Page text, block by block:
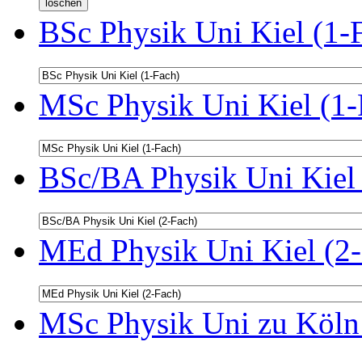
BSc Physik Uni Kiel (1-
MSc Physik Uni Kiel
BSc/BA Physik Uni Kiel
MEd Physik Uni Kiel
MSc Physik Uni zu